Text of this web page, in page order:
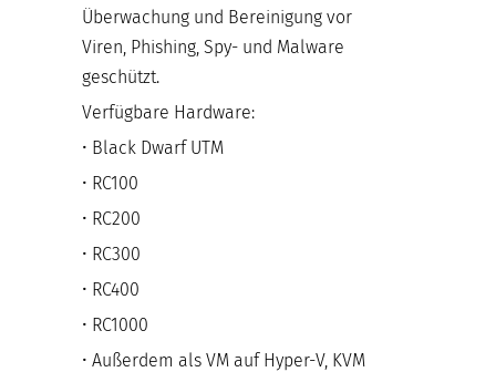
Überwachung und Bereinigung vor
Viren, Phishing, Spy- und Malware
geschützt.
Verfügbare Hardware:
• Black Dwarf UTM
• RC100
• RC200
• RC300
• RC400
• RC1000
• Außerdem als VM auf Hyper-V, KVM